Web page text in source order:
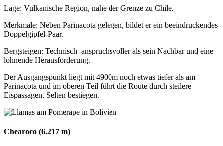
Lage: Vulkanische Region, nahe der Grenze zu Chile.
Merkmale: Neben Parinacota gelegen, bildet er ein beeindruckendes
Doppelgipfel-Paar.
Bergsteigen: Technisch anspruchsvoller als sein Nachbar und eine
lohnende Herausforderung.
Der Ausgangspunkt liegt mit 4900m noch etwas tiefer als am
Parinacota und im oberen Teil führt die Route durch steilere
Eispassagen. Selten bestiegen.
Chearoco (6.217 m)